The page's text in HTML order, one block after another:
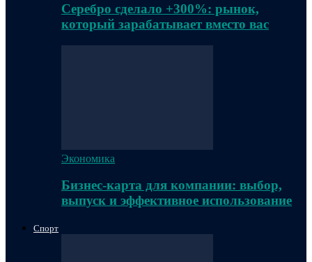
Серебро сделало +300%: рынок,
который зарабатывает вместо вас
Экономика
Бизнес-карта для компании: выбор,
выпуск и эффективное использование
Спорт